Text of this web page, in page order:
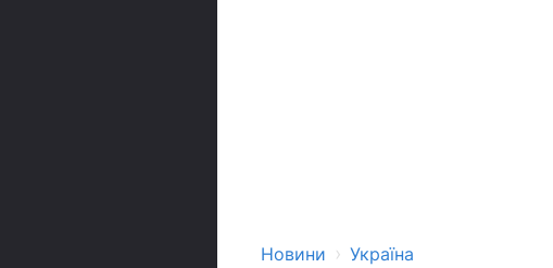
Новини › Україна